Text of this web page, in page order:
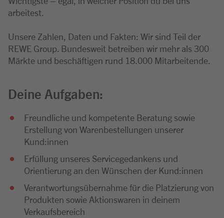
arbeitest.
Unsere Zahlen, Daten und Fakten: Wir sind Teil der
REWE Group. Bundesweit betreiben wir mehr als 300
Märkte und beschäftigen rund 18.000 Mitarbeitende.
Deine Aufgaben:
Freundliche und kompetente Beratung sowie
Erstellung von Warenbestellungen unserer
Kund:innen
Erfüllung unseres Servicegedankens und
Orientierung an den Wünschen der Kund:innen
Verantwortungsübernahme für die Platzierung von
Produkten sowie Aktionswaren in deinem
Verkaufsbereich